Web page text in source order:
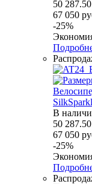
50 287.50
67 050
-25%
В
50 287.50
67 050
-25%